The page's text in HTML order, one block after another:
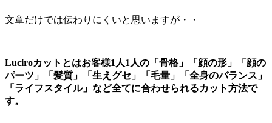
文章だけでは伝わりにくいと思いますが・・
Luciroカットとはお客様1人1人の「骨格」「顔の形」「顔の
パーツ」「髪質」「生えグセ」「毛量」「全身のバランス」
「ライフスタイル」など全てに合わせられるカット方法で
す。